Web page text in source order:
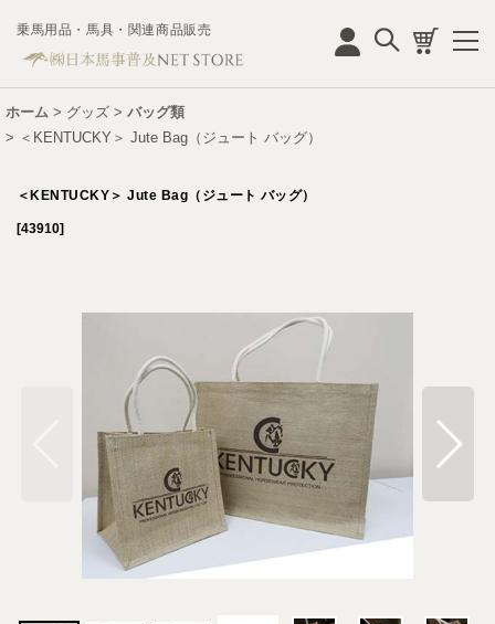
乗馬用品・馬具・関連商品販売
ホーム > グッズ > バッグ類
> ＜KENTUCKY＞ Jute Bag（ジュート バッグ）
＜KENTUCKY＞ Jute Bag（ジュート バッグ）
[43910]